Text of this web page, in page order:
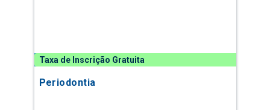
Taxa de Inscrição Gratuita
Periodontia